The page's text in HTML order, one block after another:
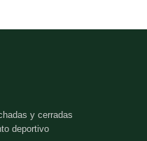
y cerradas
deportivo